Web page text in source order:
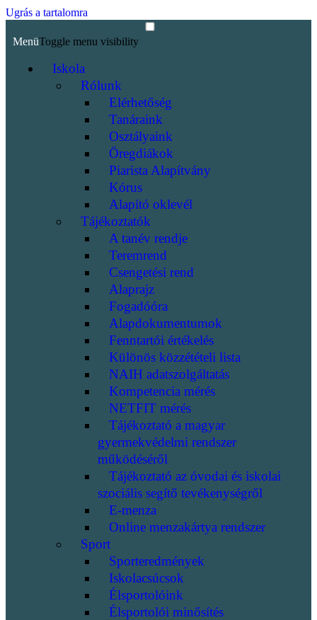
Ugrás a tartalomra
MenüToggle menu visibility
Iskola
Rólunk
Elérhetőség
Tanáraink
Osztályaink
Öregdiákok
Piarista Alapítvány
Kórus
Alapító oklevél
Tájékoztatók
A tanév rendje
Teremrend
Csengetési rend
Alaprajz
Fogadóóra
Alapdokumentumok
Fenntartói értékelés
Különös közzétételi lista
NAIH adatszolgáltatás
Kompetencia mérés
NETFIT mérés
Tájékoztató a magyar
gyermekvédelmi rendszer
működéséről
Tájékoztató az óvodai és iskolai
szociális segítő tevékenységről
E-menza
Online menzakártya rendszer
Sport
Sporteredmények
Iskolacsúcsok
Élsportolóink
Élsportolói minősítés